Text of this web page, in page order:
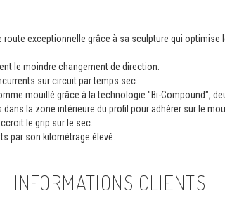
route exceptionnelle grâce à sa sculpture qui
le moindre changement de direction.
sur circuit par temps sec.
mouillé grâce à la technologie "Bi-Compound",
la zone intérieure du profil pour adhérer sur le
le grip sur le sec.
par son kilométrage élevé.
INFORMATIONS CLIENTS